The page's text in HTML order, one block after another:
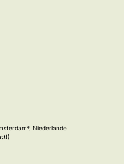
Niederlande